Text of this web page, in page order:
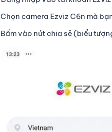
Chọn camera Ezviz C6n mà
Bấm vào nút chia sẻ(biểu